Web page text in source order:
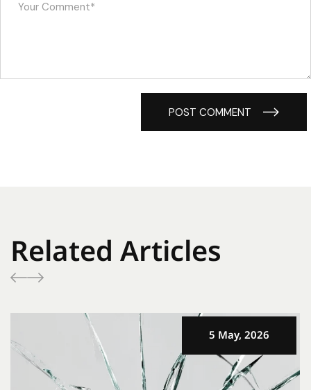
POST COMMENT
Related Articles
5 May, 2026